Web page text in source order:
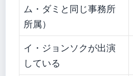
ム・ダミと同じ事務所
所属）
イ・ジョンソクが出演
している